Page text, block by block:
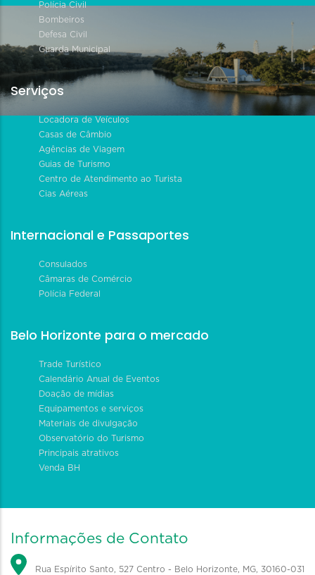
Polícia Civil
Bombeiros
Defesa Civil
Guarda Municipal
Serviços
Locadora de Veículos
Casas de Câmbio
Agências de Viagem
Guias de Turismo
Centro de Atendimento ao Turista
Cias Aéreas
Internacional e Passaportes
Consulados
Câmaras de Comércio
Polícia Federal
Belo Horizonte para o mercado
Trade Turístico
Calendário Anual de Eventos
Doação de mídias
Equipamentos e serviços
Materiais de divulgação
Observatório do Turismo
Principais atrativos
Venda BH
Informações de Contato
Rua Espírito Santo, 527 Centro - Belo Horizonte, MG, 30160-031